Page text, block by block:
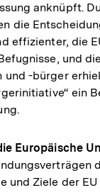
anknüpft.
die
effizienter, die
und die
und -bürger
ein
Europäische
und Ziele der